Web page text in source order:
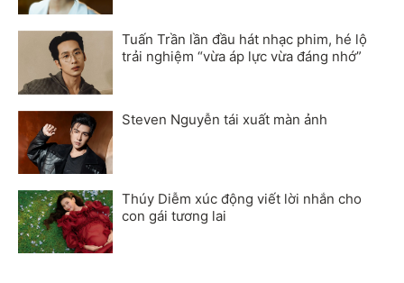
Tuấn Trần lần đầu hát nhạc phim, hé lộ
trải nghiệm “vừa áp lực vừa đáng nhớ”
Steven Nguyễn tái xuất màn ảnh
Thúy Diễm xúc động viết lời nhắn cho
con gái tương lai